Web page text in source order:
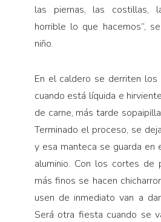
las piernas, las costillas,
horrible lo que hacemos”,
niño.
En el caldero se derriten
cuando está líquida e
de carne, más tarde
Termina­do el proceso, se
y esa manteca se guarda en
aluminio. Con los cor­tes de
más finos se hacen
usen de inmediato van a
Será otra fiesta cuando se